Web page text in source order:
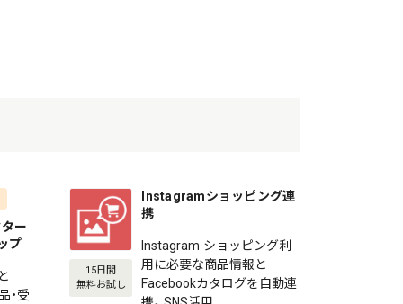
ー
プ
・受
15日間
無料お試し
Instagramショッピング連
携
Instagram ショッピング利
用に必要な商品情報と
Facebookカタログを自動連